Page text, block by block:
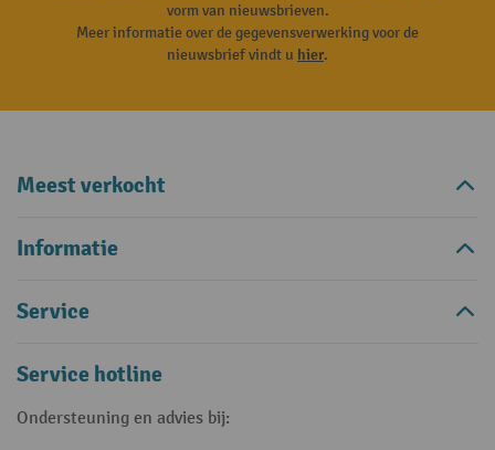
vorm van nieuwsbrieven.
Meer informatie over de gegevensverwerking voor de
nieuwsbrief vindt u hier.
Meest verkocht
Informatie
Service
Service hotline
Ondersteuning en advies bij: